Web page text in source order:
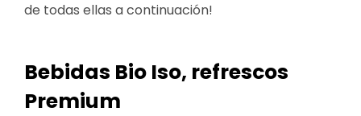
de todas ellas a continuación!
Bebidas Bio Iso, refrescos
Premium